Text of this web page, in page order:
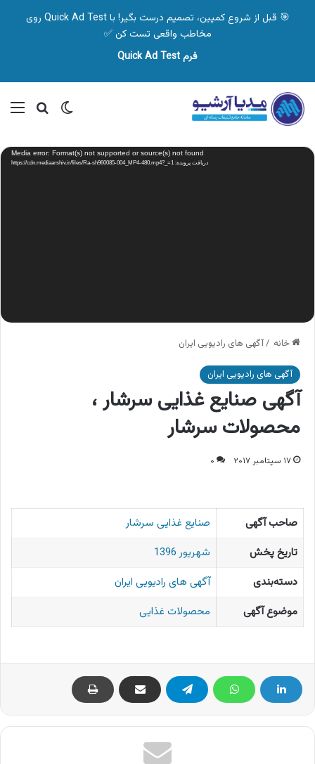
🎯 قبل از شروع کمپین، تصمیم درست بگیر! با Quick Ad Test روی
مخاطب واقعی تست کن ✅
فرم Quick Ad Test
تغییر پوسته
نمایشگر
ویدیو Media error: Format(s) not supported or source(s) not found
دریافت پرونده: https://cdn.mediaarshiv.ir/files/Ra-sh960085-004_MP4-480.mp4?_=1
خانه /آگهی های رادیویی ایران
آگهی های رادیویی ایران
آگهی صنایع غذایی سرشار ،
محصولات سرشار
۱۷ سپتامبر ۲۰۱۷ ۰
صاحب آگهی
صنایع غذایی سرشار
تاریخ پخش
شهریور 1396
دسته‌بندی
آگهی های رادیویی ایران
موضوع آگهی
محصولات غذایی